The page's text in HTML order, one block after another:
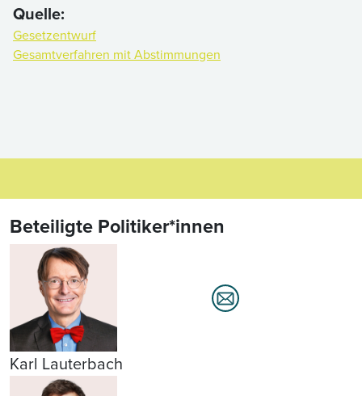
Quelle:
Gesetzentwurf
Gesamtverfahren mit Abstimmungen
Beteiligte Politiker*innen
Karl Lauterbach